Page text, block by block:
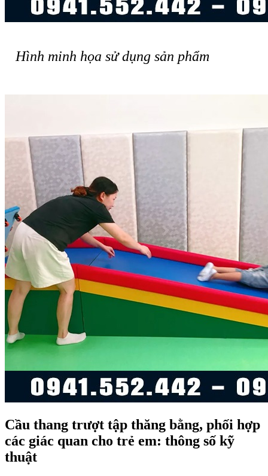
Hình minh họa sử dụng sản phẩm
Cầu thang trượt tập thăng bằng, phối hợp
các giác quan cho trẻ em: thông số kỹ
thuật